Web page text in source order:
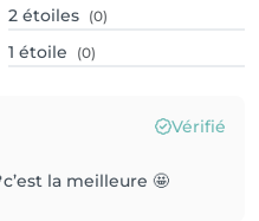
2 étoiles (0)
1 étoile (0)
Vérifié
la meilleure 🤩